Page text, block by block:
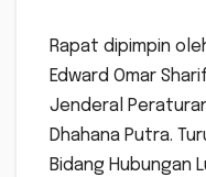
Rapat dipimpin
Edward Omar
Jenderal
Dhahana Putra.
Bidang Hubungan